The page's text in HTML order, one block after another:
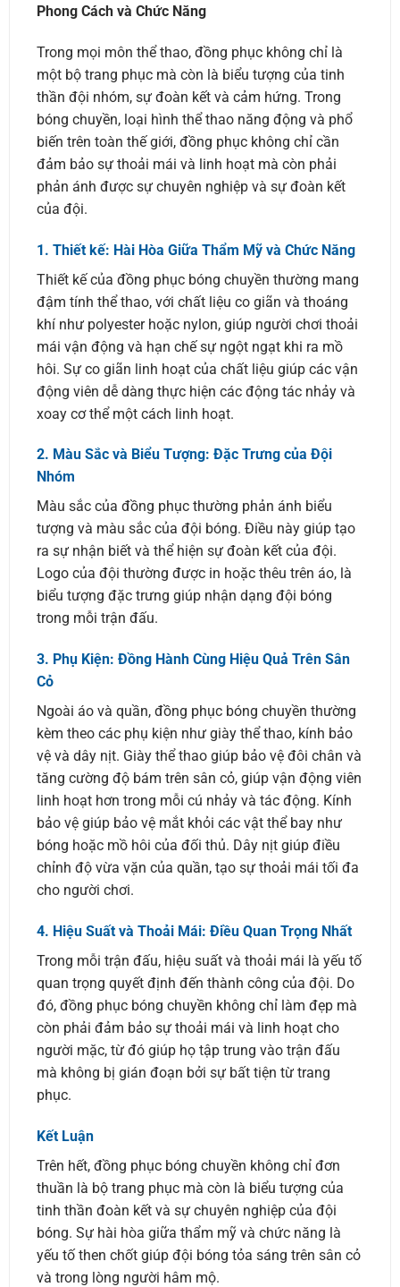
Phong Cách và Chức Năng
Trong mọi môn thể thao, đồng phục không chỉ là
một bộ trang phục mà còn là biểu tượng của tinh
thần đội nhóm, sự đoàn kết và cảm hứng. Trong
bóng chuyền, loại hình thể thao năng động và phổ
biến trên toàn thế giới, đồng phục không chỉ cần
đảm bảo sự thoải mái và linh hoạt mà còn phải
phản ánh được sự chuyên nghiệp và sự đoàn kết
của đội.
1. Thiết kế: Hài Hòa Giữa Thẩm Mỹ và Chức Năng
Thiết kế của đồng phục bóng chuyền thường mang
đậm tính thể thao, với chất liệu co giãn và thoáng
khí như polyester hoặc nylon, giúp người chơi thoải
mái vận động và hạn chế sự ngột ngạt khi ra mồ
hôi. Sự co giãn linh hoạt của chất liệu giúp các vận
động viên dễ dàng thực hiện các động tác nhảy và
xoay cơ thể một cách linh hoạt.
2. Màu Sắc và Biểu Tượng: Đặc Trưng của Đội
Nhóm
Màu sắc của đồng phục thường phản ánh biểu
tượng và màu sắc của đội bóng. Điều này giúp tạo
ra sự nhận biết và thể hiện sự đoàn kết của đội.
Logo của đội thường được in hoặc thêu trên áo, là
biểu tượng đặc trưng giúp nhận dạng đội bóng
trong mỗi trận đấu.
3. Phụ Kiện: Đồng Hành Cùng Hiệu Quả Trên Sân
Cỏ
Ngoài áo và quần, đồng phục bóng chuyền thường
kèm theo các phụ kiện như giày thể thao, kính bảo
vệ và dây nịt. Giày thể thao giúp bảo vệ đôi chân và
tăng cường độ bám trên sân cỏ, giúp vận động viên
linh hoạt hơn trong mỗi cú nhảy và tác động. Kính
bảo vệ giúp bảo vệ mắt khỏi các vật thể bay như
bóng hoặc mồ hôi của đối thủ. Dây nịt giúp điều
chỉnh độ vừa vặn của quần, tạo sự thoải mái tối đa
cho người chơi.
4. Hiệu Suất và Thoải Mái: Điều Quan Trọng Nhất
Trong mỗi trận đấu, hiệu suất và thoải mái là yếu tố
quan trọng quyết định đến thành công của đội. Do
đó, đồng phục bóng chuyền không chỉ làm đẹp mà
còn phải đảm bảo sự thoải mái và linh hoạt cho
người mặc, từ đó giúp họ tập trung vào trận đấu
mà không bị gián đoạn bởi sự bất tiện từ trang
phục.
Kết Luận
Trên hết, đồng phục bóng chuyền không chỉ đơn
thuần là bộ trang phục mà còn là biểu tượng của
tinh thần đoàn kết và sự chuyên nghiệp của đội
bóng. Sự hài hòa giữa thẩm mỹ và chức năng là
yếu tố then chốt giúp đội bóng tỏa sáng trên sân cỏ
và trong lòng người hâm mộ.